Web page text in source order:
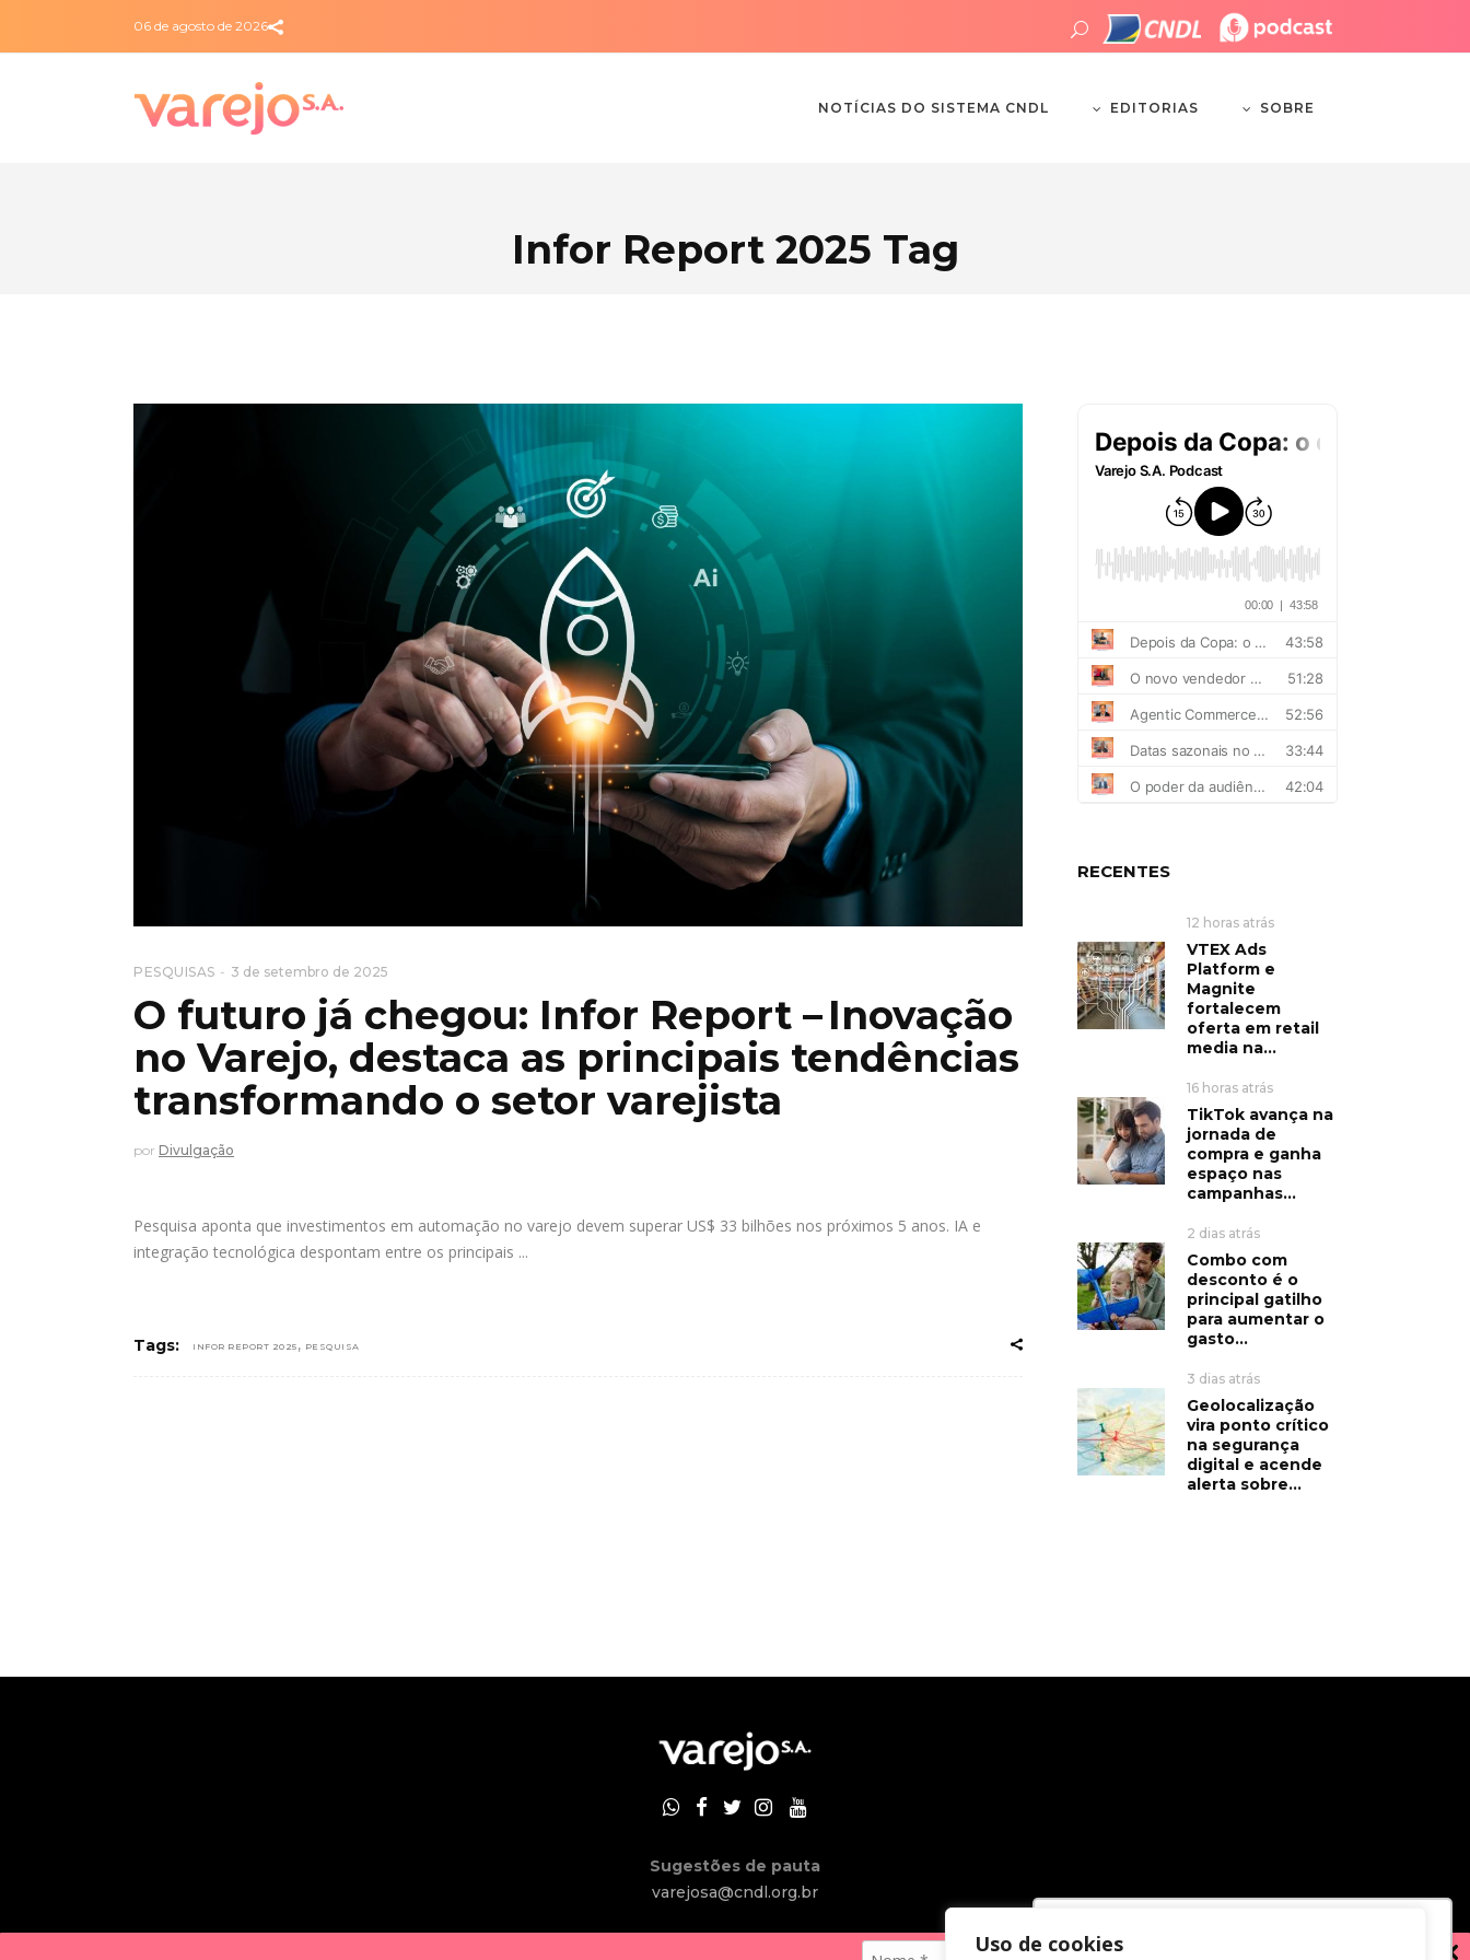
Utilizamos cookies para oferecer melhor
Uso de cookies
06 de agosto de 2026
NOTÍCIAS DO SISTEMA CNDL EDITORIAS SOBRE
Infor Report 2025 Tag
PESQUISAS 3 de setembro de 2025
O futuro já chegou: Infor Report – Inovação
no Varejo, destaca as principais tendências
transformando o setor varejista
por Divulgação
Pesquisa aponta que investimentos em automação no varejo devem superar US$ 33 bilhões nos próximos 5 anos. IA e
integração tecnológica despontam entre os principais
Tags: INFOR REPORT 2025 , PESQUISA
RECENTES
12 horas atrás
VTEX Ads
Platform e
Magnite
fortalecem
oferta em retail
media na...
16 horas atrás
TikTok avança na
jornada de
compra e ganha
espaço nas
campanhas...
2 dias atrás
Combo com
desconto é o
principal gatilho
para aumentar o
gasto...
3 dias atrás
Geolocalização
vira ponto crítico
na segurança
digital e acende
alerta sobre...
Sugestões de pauta
varejosa@cndl.org.br